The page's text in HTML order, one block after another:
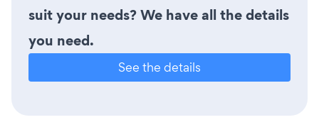
suit your needs? We have all the details
you need.
See the details